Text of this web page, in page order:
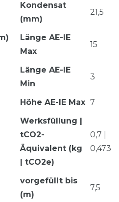
Kondensat
(mm)
21,5
Länge AE-IE
Max
15
Länge AE-IE
Min
3
Höhe AE-IE Max 7
Werksfüllung |
tCO2-
Äquivalent (kg
| tCO2e)
0,7 |
0,473
vorgefüllt bis
(m)
7,5